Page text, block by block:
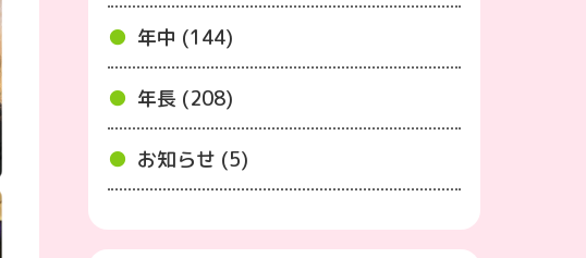
年中 (144)
年長 (208)
お知らせ (5)